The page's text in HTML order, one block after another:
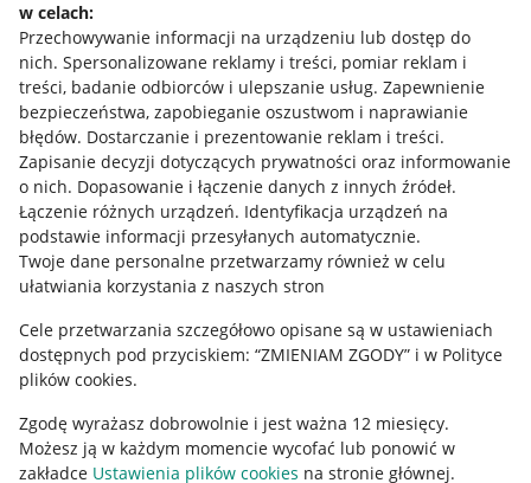
w celach:
Przechowywanie informacji na urządzeniu lub dostęp do
nich. Spersonalizowane reklamy i treści, pomiar reklam i
treści, badanie odbiorców i ulepszanie usług. Zapewnienie
bezpieczeństwa, zapobieganie oszustwom i naprawianie
błędów. Dostarczanie i prezentowanie reklam i treści.
Zapisanie decyzji dotyczących prywatności oraz informowanie
o nich. Dopasowanie i łączenie danych z innych źródeł.
Łączenie różnych urządzeń. Identyfikacja urządzeń na
podstawie informacji przesyłanych automatycznie.
Twoje dane personalne przetwarzamy również w celu
ułatwiania korzystania z naszych stron
Cele przetwarzania szczegółowo opisane są w ustawieniach
dostępnych pod przyciskiem: “ZMIENIAM ZGODY” i w Polityce
plików cookies.
Zgodę wyrażasz dobrowolnie i jest ważna 12 miesięcy.
Możesz ją w każdym momencie wycofać lub ponowić w
zakładce Ustawienia plików cookies na stronie głównej.
Allegro Gadane dla sprzedających
Allegro Gadane dla kupujących
Mapa miejscowości
Informacje prawne
Regulamin
Polityka plików "cookies"
Ustawienia plików "cookies"
Udostępnianie lokalizacji
Informacje dla Aktu o Usługach Cyfrowych
Pobierz aplikację